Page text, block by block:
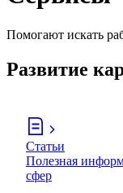
Помогают искать
Развитие
Статьи
Полезная
сфер